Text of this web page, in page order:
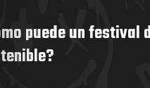
puede un